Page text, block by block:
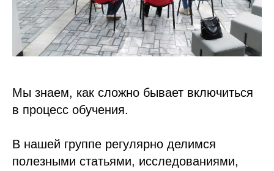
Мы знаем, как сложно бывает включиться
в процесс обучения.
В нашей группе регулярно делимся
полезными статьями, исследованиями,